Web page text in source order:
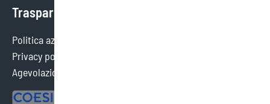
Trasparenza
Politica aziendale
Privacy policy
Agevolazioni ottenute